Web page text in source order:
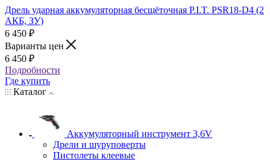
Дрель ударная аккумуляторная бесщёточная P.I.T. PSR18-D4 (2
АКБ, ЗУ)
6 450 ₽
Варианты цен
6 450 ₽
Подробности
Где купить
Каталог
Аккумуляторный инструмент 3,6V
Дрели и шуруповерты
Пистолеты клеевые